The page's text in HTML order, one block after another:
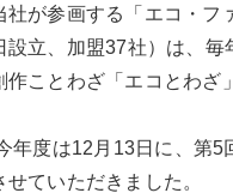
社が参画する「エコ・フ
設立、加盟37社）は、
作ことわざ「エコとわざ
年度は12月13日に、第5
せていただきました。